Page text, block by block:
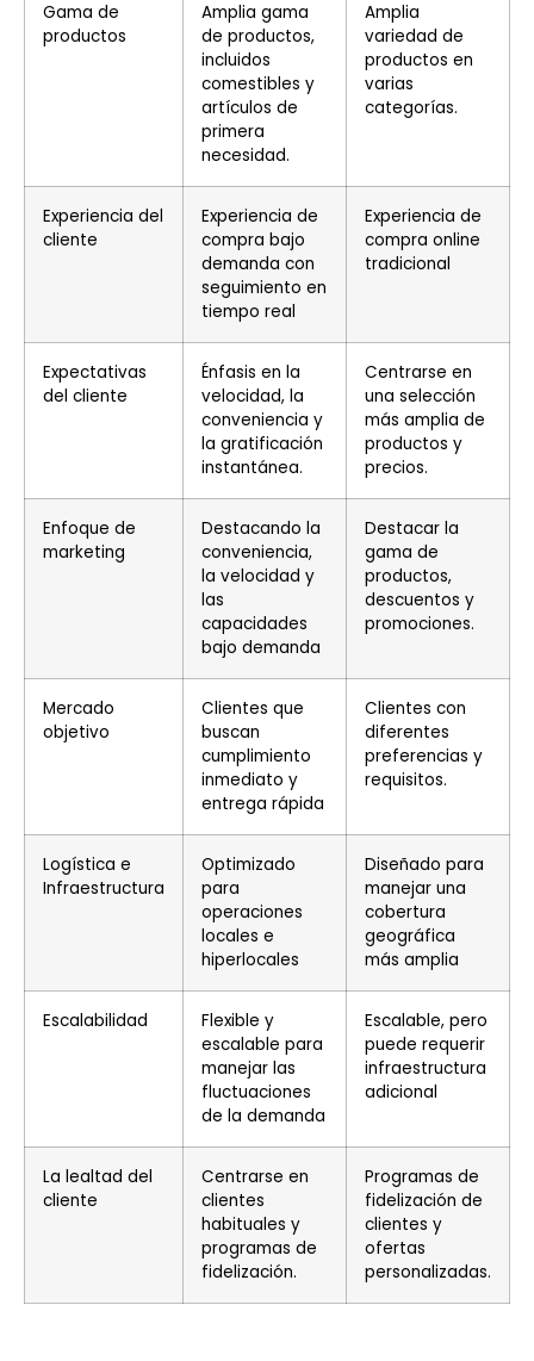
Gama de
productos
Amplia gama
de productos,
incluidos
comestibles y
artículos de
primera
necesidad.
Amplia
variedad de
productos en
varias
categorías.
Experiencia del
cliente
Experiencia de
compra bajo
demanda con
seguimiento en
tiempo real
Experiencia de
compra online
tradicional
Expectativas
del cliente
Énfasis en la
velocidad, la
conveniencia y
la gratificación
instantánea.
Centrarse en
una selección
más amplia de
productos y
precios.
Enfoque de
marketing
Destacando la
conveniencia,
la velocidad y
las
capacidades
bajo demanda
Destacar la
gama de
productos,
descuentos y
promociones.
Mercado
objetivo
Clientes que
buscan
cumplimiento
inmediato y
entrega rápida
Clientes con
diferentes
preferencias y
requisitos.
Logística e
Infraestructura
Optimizado
para
operaciones
locales e
hiperlocales
Diseñado para
manejar una
cobertura
geográfica
más amplia
Escalabilidad
Flexible y
escalable para
manejar las
fluctuaciones
de la demanda
Escalable, pero
puede requerir
infraestructura
adicional
La lealtad del
cliente
Centrarse en
clientes
habituales y
programas de
fidelización.
Programas de
fidelización de
clientes y
ofertas
personalizadas.